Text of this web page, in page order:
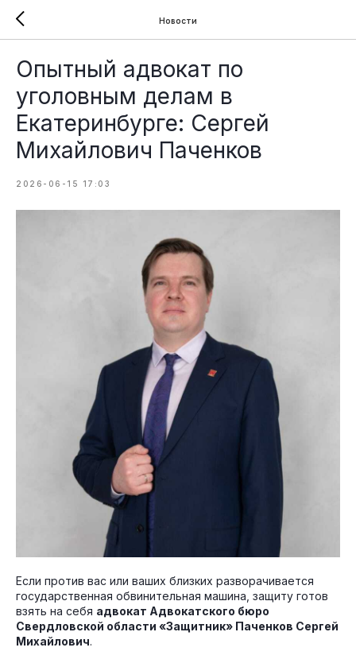
Новости
Опытный адвокат по
уголовным делам в
Екатеринбурге: Сергей
Михайлович Паченков
2026-06-15 17:03
Если против вас или ваших близких разворачивается
государственная обвинительная машина, защиту готов
взять на себя адвокат Адвокатского бюро
Свердловской области «Защитник» Паченков Сергей
Михайлович.